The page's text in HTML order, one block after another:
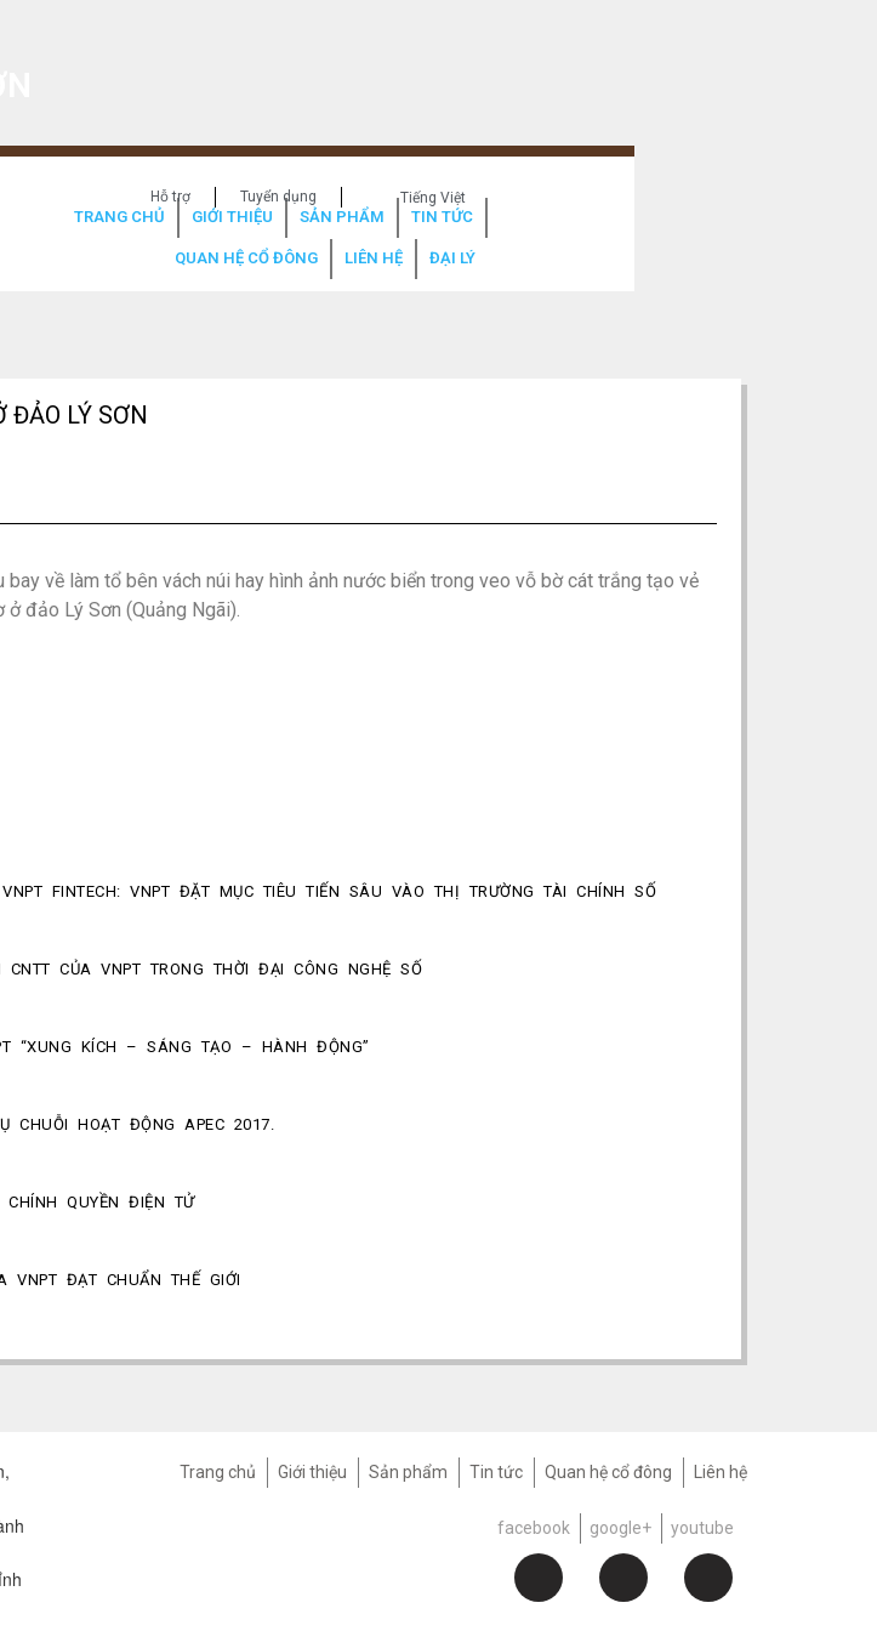
TRANG CHỦ GIỚI THIỆU SẢN PHẨM TIN TỨC
QUAN HỆ CỔ ĐÔNG LIÊN HỆ ĐẠI LÝ
Hỗ trợ Tuyển dụng Tiếng Việt
ĐẢO LÝ SƠN
bay về làm tổ bên vách núi hay hình ảnh nước biển trong veo vỗ bờ cát trắng tạo vẻ
đảo Lý Sơn (Quảng Ngãi).
FINTECH: VNPT ĐẶT MỤC TIÊU TIẾN SÂU VÀO THỊ TRƯỜNG TÀI CHÍNH SỐ
CỦA VNPT TRONG THỜI ĐẠI CÔNG NGHỆ SỐ
“XUNG KÍCH – SÁNG TẠO – HÀNH ĐỘNG”
CHUỖI HOẠT ĐỘNG APEC 2017.
QUYỀN ĐIỆN TỬ
VNPT ĐẠT CHUẨN THẾ GIỚI
Trang chủ Giới thiệu Sản phẩm Tin tức Quan hệ cổ đông Liên hệ
facebook google+ youtube